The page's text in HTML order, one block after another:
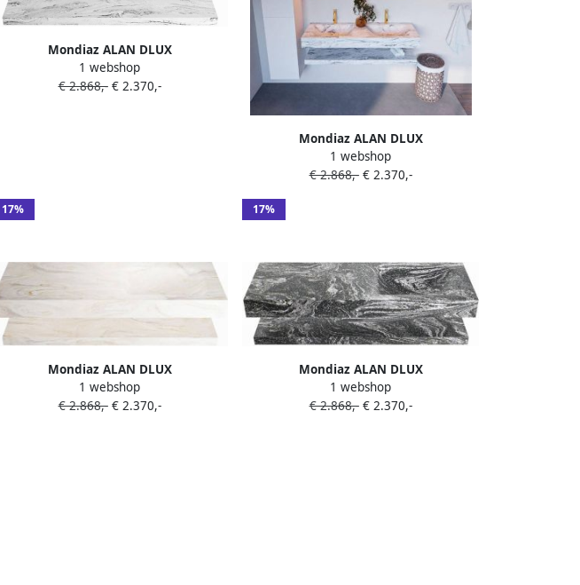
Mondiaz ALAN DLUX
Badkamermeubelset 130cm planchet
Glace vrijhangende wastafel 2
1 webshop
€ 2.868,-€ 2.370,-
Mondiaz ALAN DLUX
Badkamermeubelset 130cm planchet
Glace vrijhangende wastafel 2
1 webshop
€ 2.868,-€ 2.370,-
17%
Mondiaz ALAN DLUX
Badkamermeubelset 130cm planchet
Ostra vrijhangende wastafel wasbak
1 webshop
€ 2.868,-€ 2.370,-
17%
Mondiaz ALAN DLUX
Badkamermeubelset 130cm planchet
Lava vrijhangende wastafel wasbak
1 webshop
€ 2.868,-€ 2.370,-